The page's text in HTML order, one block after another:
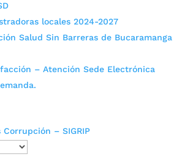
locales 2024-2027
Salud Sin Barreras de Bucaramanga
– Atención Sede Electrónica
– SIGRIP
alcantarillas y placa huellas en